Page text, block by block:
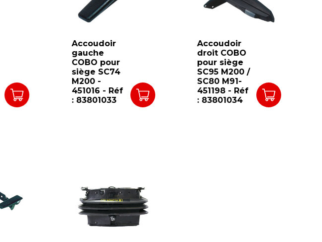
Accoudoir
gauche
COBO pour
siège SC74
M200 -
451016 - Réf
: 83801033
Accoudoir
droit COBO
pour siège
SC95 M200 /
SC80 M91-
451198 - Réf
: 83801034